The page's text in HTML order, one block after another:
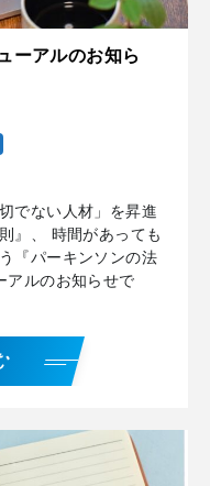
ーアルのお知ら
でない人材」を昇進
』、 時間があっても
『パーキンソンの法
アルのお知らせで